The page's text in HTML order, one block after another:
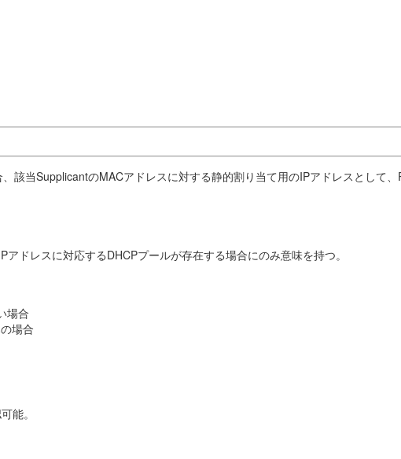
該当SupplicantのMACアドレスに対する静的割り当て用のIPアドレスとして
ドレスに対応するDHCPプールが存在する場合にのみ意味を持つ。
場合
場合
能。